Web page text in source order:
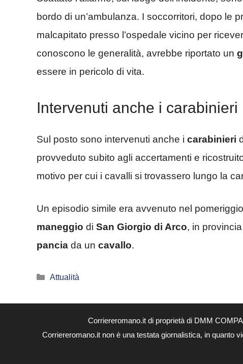
bordo di un’ambulanza. I soccorritori, dopo le
malcapitato presso l’ospedale vicino per
conoscono le generalità, avrebbe riportato un
essere in pericolo di vita.
Intervenuti anche i carabinieri
Sul posto sono intervenuti anche i carabinieri
provveduto subito agli accertamenti e
motivo per cui i cavalli si trovassero lungo la
Un episodio simile era avvenuto nel
maneggio di San Giorgio di Arco, in
pancia da un cavallo.
Categorie
Attualità
Corriereromano.it di proprietà di DMM
Corriereromano.it non è una testata giornalistica, in quanto